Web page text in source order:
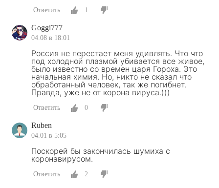
Ответить 1
Goggi777
04.08 в 18:01
Россия не перестает меня удивлять. Что что
под холодной плазмой убивается все живое,
было известно со времен царя Гороха. Это
начальная химия. Но, никто не сказал что
обработанный человек, так же погибнет.
Правда, уже не от корона вируса.)))
Ответить 0
Ruben
04.01 в 5:05
Поскорей бы закончилась шумиха с
коронавирусом.
Ответить 2